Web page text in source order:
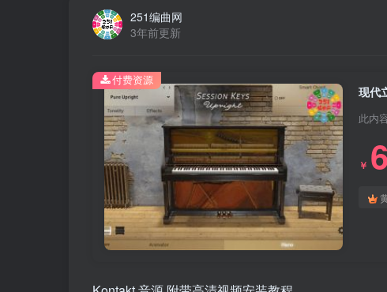
251编曲网
3年前更新
现代
此内
￥
付费资源